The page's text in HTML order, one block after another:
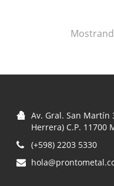
Av. Gral. San Martín
Herrera) C.P. 11700
(+598) 2203 5330